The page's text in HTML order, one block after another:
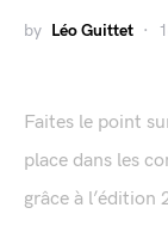
by Léo Guittet
Faites le point
place dans les
grâce à